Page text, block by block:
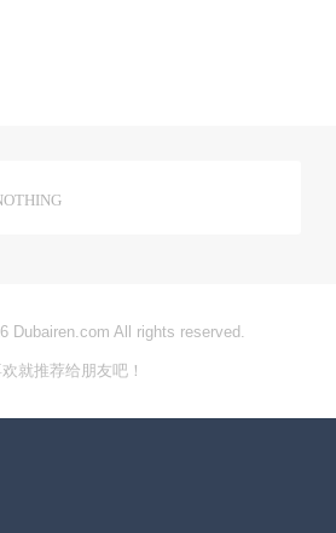
Dubairen.com All rights reserved.
就推荐给朋友吧！